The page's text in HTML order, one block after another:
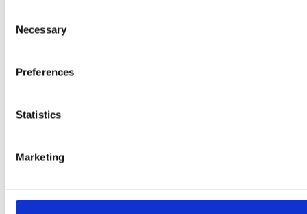
Selection
Necessary
Preferences
Statistics
Marketing